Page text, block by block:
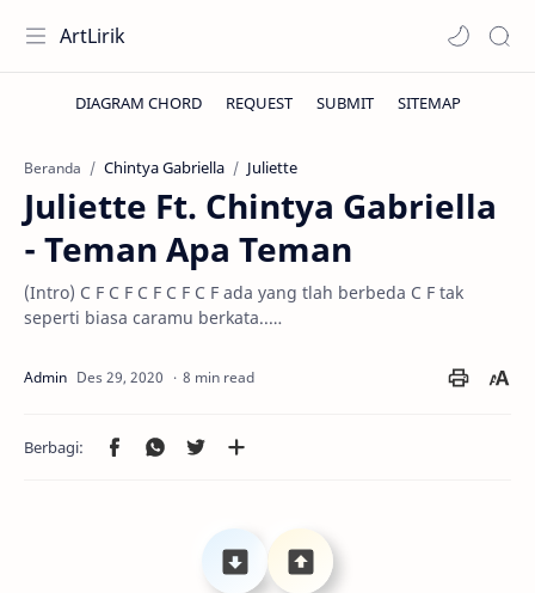
ArtLirik
Beranda Chintya Gabriella Juliette
Juliette Ft. Chintya Gabriella
- Teman Apa Teman
(Intro) C F C F C F C F C F ada yang tlah berbeda C F tak
seperti biasa caramu berkata..…
8 min read